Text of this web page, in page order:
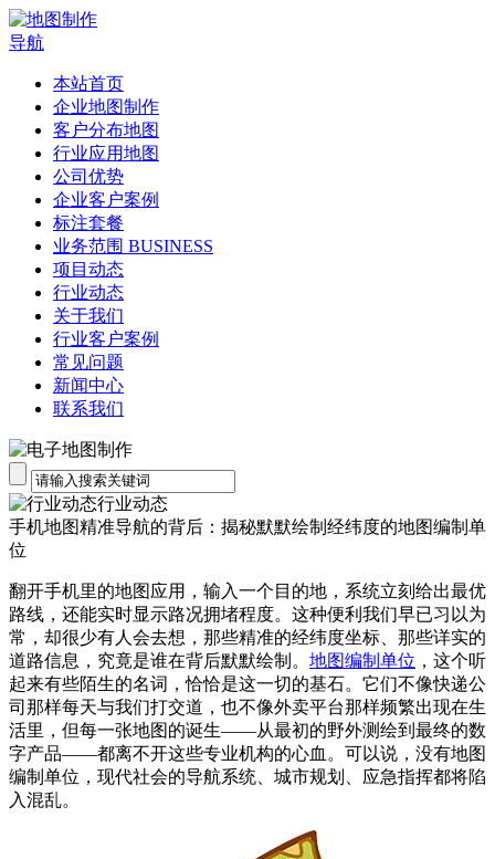
导航
本站首页
企业地图制作
客户分布地图
行业应用地图
公司优势
企业客户案例
标注套餐
业务范围 BUSINESS
项目动态
行业动态
关于我们
行业客户案例
常见问题
新闻中心
联系我们
行业动态
手机地图精准导航的背后：揭秘默默绘制经纬度的地图编制单
位
翻开手机里的地图应用，输入一个目的地，系统立刻给出最优
路线，还能实时显示路况拥堵程度。这种便利我们早已习以为
常，却很少有人会去想，那些精准的经纬度坐标、那些详实的
道路信息，究竟是谁在背后默默绘制。 地图编制单位 ，这个听
起来有些陌生的名词，恰恰是这一切的基石。它们不像快递公
司那样每天与我们打交道，也不像外卖平台那样频繁出现在生
活里，但每一张地图的诞生——从最初的野外测绘到最终的数
字产品——都离不开这些专业机构的心血。可以说，没有地图
编制单位，现代社会的导航系统、城市规划、应急指挥都将陷
入混乱。